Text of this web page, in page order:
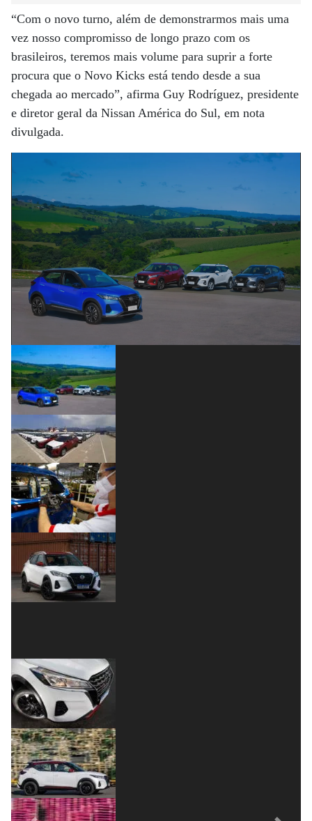
“Com o novo turno, além de demonstrarmos mais uma
vez nosso compromisso de longo prazo com os
brasileiros, teremos mais volume para suprir a forte
procura que o Novo Kicks está tendo desde a sua
chegada ao mercado”, afirma Guy Rodríguez, presidente
e diretor geral da Nissan América do Sul, em nota
divulgada.